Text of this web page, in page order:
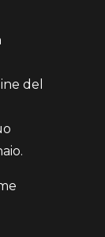
del